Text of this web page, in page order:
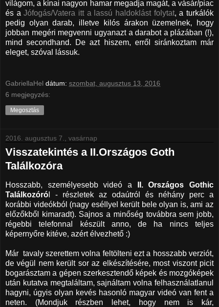
világom, a kínai nagyon hamar megadja magát, a vásár/piac
és aJófogás/Vatera itt a lassú haldoklást folytat, a turkálók
pedig olyan darab, illetve kilós árakon üzemelnek, hogy
jobban megéri megvenni ugyanazt a darabot a plázában (!),
mind secondhand. De azt hiszem, erről siránkoztam már
eleget, szóval lássuk.
GabriellaHel dátum: szombat, augusztus 13, 2016
6 megjegyzés:
Megosztás
2016. augusztus 7., vasárnap
Visszatekintés a II.Országos Goth
Találkozóra
Hosszabb, személyesebb videó a
II. Országos Gothic
Találkozóró l - részletek az odaútról és néhány perc a
korábbi videókból (nagy eséllyel került bele olyan is, ami az
előzőkből kimaradt). Sajnos a minőség továbbra sem jobb,
régebbi telefonnal készült anno, de ha nincs teljes
képernyőre kitéve, azért élvezhető :)
Már tavaly szerettem volna feltölteni ezt a hosszabb verziót,
de végül nem került sor az elkészítésére, most viszont picit
bogarásztam a gépen szerkesztendő képek és mozgóképek
után kutatva megtaláltam, sajnáltam volna felhasználatlanul
hagyni, úgyis olyan kevés hasonló magyar videó van fent a
neten. (Mondjuk részben lehet, hogy nem is kár,